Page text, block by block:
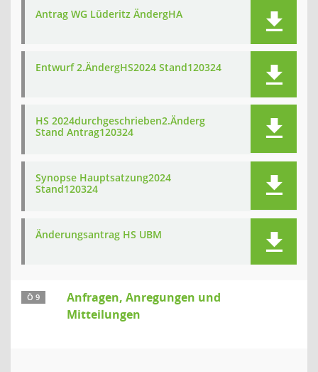
Antrag WG Lüderitz ÄndergHA
Entwurf 2.ÄndergHS2024 Stand120324
HS 2024durchgeschrieben2.Änderg
Stand Antrag120324
Synopse Hauptsatzung2024
Stand120324
Änderungsantrag HS UBM
Ö 9
Anfragen, Anregungen und
Mitteilungen